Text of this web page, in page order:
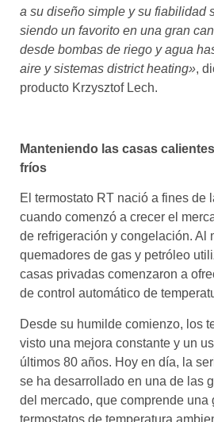
a su diseño simple y su fiabilidad
siendo un favorito en una gran
desde bombas de riego y agua
aire y sistemas district heating»,
producto Krzysztof Lech.
Manteniendo las casas
fríos
El termostato RT nació a fines de
cuando comenzó a crecer el
de refrigeración y congelación. Al
quemadores de gas y petróleo
casas privadas comenzaron a
de control automático de
Desde su humilde comienzo, los
visto una mejora constante y un
últimos 80 años. Hoy en día, la
se ha desarrollado en una de las
del mercado, que comprende una
termostatos de temperatura